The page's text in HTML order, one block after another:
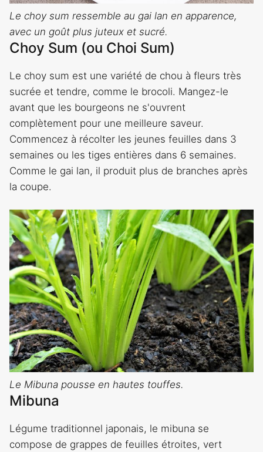
Le choy sum ressemble au gai lan en apparence,
avec un goût plus juteux et sucré.
Choy Sum (ou Choi Sum)
Le choy sum est une variété de chou à fleurs très
sucrée et tendre, comme le brocoli. Mangez-le
avant que les bourgeons ne s'ouvrent
complètement pour une meilleure saveur.
Commencez à récolter les jeunes feuilles dans 3
semaines ou les tiges entières dans 6 semaines.
Comme le gai lan, il produit plus de branches après
la coupe.
Le Mibuna pousse en hautes touffes.
Mibuna
Légume traditionnel japonais, le mibuna se
compose de grappes de feuilles étroites, vert